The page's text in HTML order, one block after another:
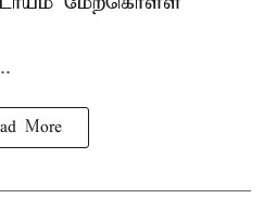
More